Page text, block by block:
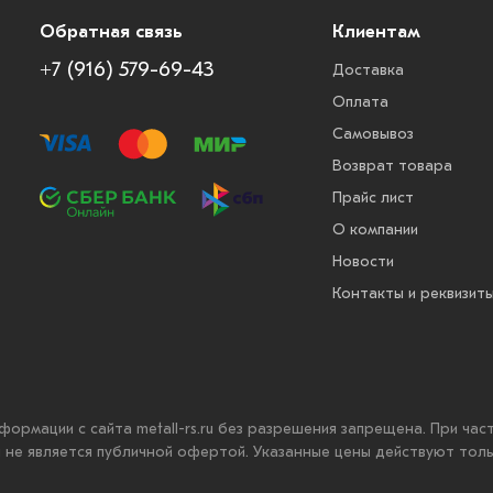
Обратная связь
+7 (916) 579-69-43
Клиентам
Доставка
Оплата
Самовывоз
Возврат товара
Прайс лист
О компании
Новости
Контакты и
с сайта metall-rs.ru без разрешения запрещена. При
является публичной офертой. Указанные цены действуют